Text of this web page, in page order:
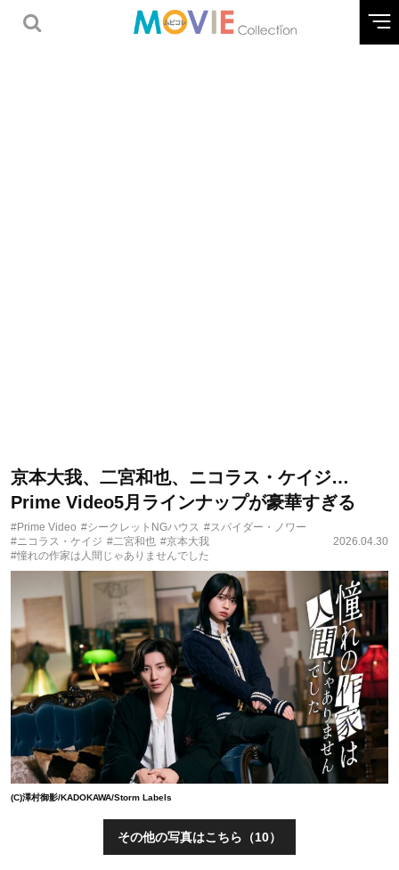
京本大我、二宮和也、ニコラス・ケイジ…
Prime Video5月ラインナップが豪華すぎる
#Prime Video #シークレットNGハウス #スパイダー・ノワー
#ニコラス・ケイジ #二宮和也 #京本大我
#憧れの作家は人間じゃありませんでした
2026.04.30
(C)澤村御影/KADOKAWA/Storm Labels
その他の写真はこちら（10）